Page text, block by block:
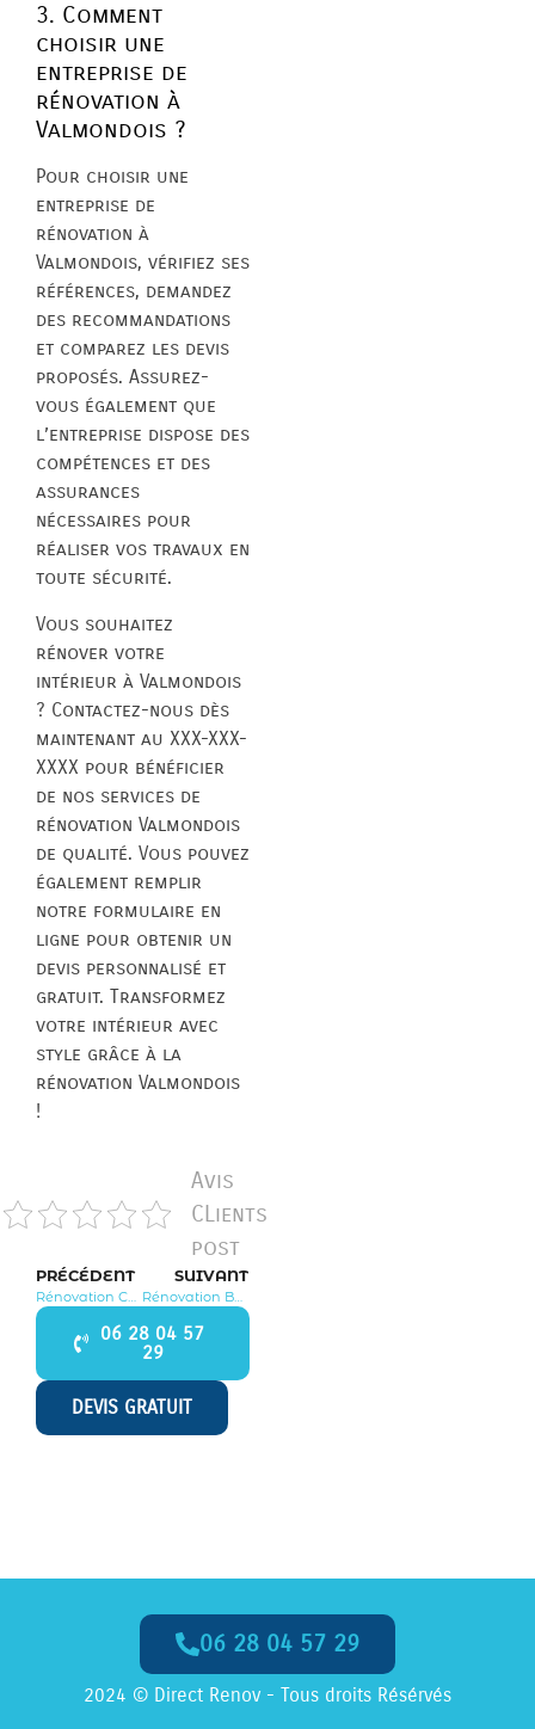
Appelez-Nous dès Maintenant
06 28 04 57 29
3. Comment
choisir une
entreprise de
rénovation à
Valmondois ?
Pour choisir une
entreprise de
rénovation à
Valmondois, vérifiez ses
références, demandez
des recommandations
et comparez les devis
proposés. Assurez-
vous également que
l’entreprise dispose des
compétences et des
assurances
nécessaires pour
réaliser vos travaux en
toute sécurité.
Vous souhaitez
rénover votre
intérieur à Valmondois
? Contactez-nous dès
maintenant au XXX-XXX-
XXXX pour bénéficier
de nos services de
rénovation Valmondois
de qualité. Vous pouvez
également remplir
notre formulaire en
ligne pour obtenir un
devis personnalisé et
gratuit. Transformez
votre intérieur avec
style grâce à la
rénovation Valmondois
!
Avis
CLients
post
PRÉCÉDENT SUIVANT
06 28 04 57
29
DEVIS GRATUIT
06 28 04 57 29
2024 © Direct Renov - Tous droits Résérvés